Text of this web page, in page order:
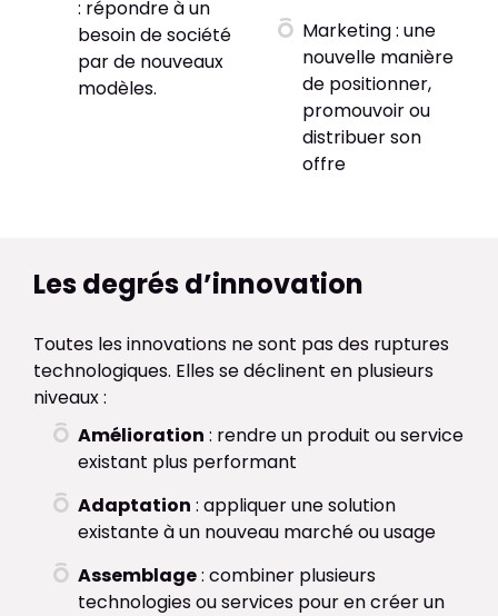
: répondre à un
besoin de société
par de nouveaux
modèles.
Marketing : une
nouvelle manière
de positionner,
promouvoir ou
distribuer son
offre
Les degrés d’innovation
Toutes les innovations ne sont pas des ruptures
technologiques. Elles se déclinent en plusieurs
niveaux :
Amélioration : rendre un produit ou service
existant plus performant
Adaptation : appliquer une solution
existante à un nouveau marché ou usage
Assemblage: combiner plusieurs
technologies ou services pour en créer un